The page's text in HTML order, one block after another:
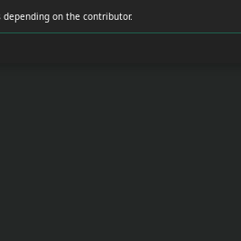
on the contributor.